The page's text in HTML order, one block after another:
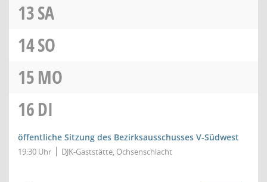
13SA
14SO
15MO
16DI
öffentliche Sitzung des Bezirksausschusses V-Südwest
19:30 Uhr DJK-Gaststätte, Ochsenschlacht